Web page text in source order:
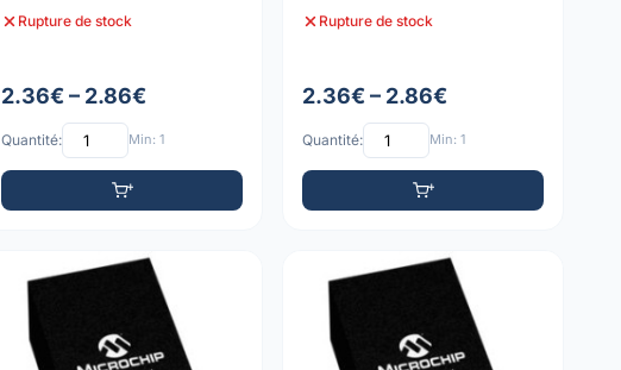
Rupture de stock
2.36€ – 2.86€
Quantité: Min: 1
85C,Rupture de stock
2.36€ – 2.86€
Quantité: Min: 1